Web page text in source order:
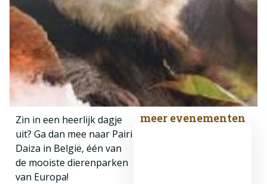
Zin in een heerlijk dagje
uit? Ga dan mee naar Pairi
Daiza in België, één van
de mooiste dierenparken
van Europa!
meer evenementen